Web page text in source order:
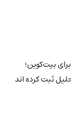
برای بیت‌کوین؛
ثبت کرده اند